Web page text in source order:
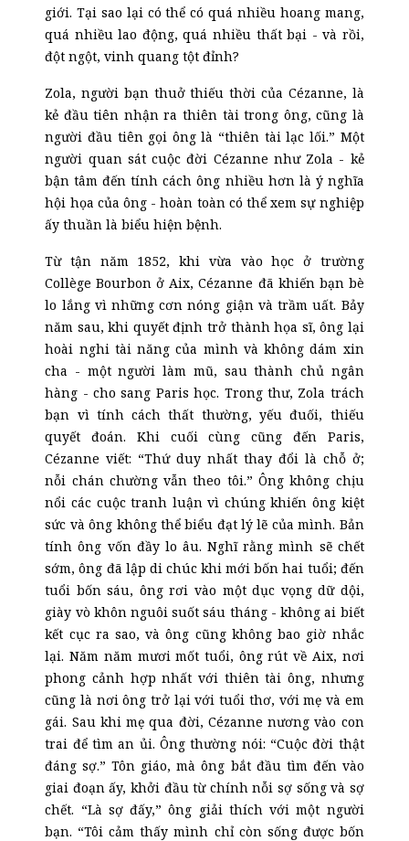
giới. Tại sao lại có thể có quá nhiều hoang mang,
quá nhiều lao động, quá nhiều thất bại - và rồi,
đột ngột, vinh quang tột đỉnh?
Zola, người bạn thuở thiếu thời của Cézanne, là
kẻ đầu tiên nhận ra thiên tài trong ông, cũng là
người đầu tiên gọi ông là “thiên tài lạc lối.” Một
người quan sát cuộc đời Cézanne như Zola - kẻ
bận tâm đến tính cách ông nhiều hơn là ý nghĩa
hội họa của ông - hoàn toàn có thể xem sự nghiệp
ấy thuần là biểu hiện bệnh.
Từ tận năm 1852, khi vừa vào học ở trường
Collège Bourbon ở Aix, Cézanne đã khiến bạn bè
lo lắng vì những cơn nóng giận và trầm uất. Bảy
năm sau, khi quyết định trở thành họa sĩ, ông lại
hoài nghi tài năng của mình và không dám xin
cha - một người làm mũ, sau thành chủ ngân
hàng - cho sang Paris học. Trong thư, Zola trách
bạn vì tính cách thất thường, yếu đuối, thiếu
quyết đoán. Khi cuối cùng cũng đến Paris,
Cézanne viết: “Thứ duy nhất thay đổi là chỗ ở;
nỗi chán chường vẫn theo tôi.” Ông không chịu
nổi các cuộc tranh luận vì chúng khiến ông kiệt
sức và ông không thể biểu đạt lý lẽ của mình. Bản
tính ông vốn đầy lo âu. Nghĩ rằng mình sẽ chết
sớm, ông đã lập di chúc khi mới bốn hai tuổi; đến
tuổi bốn sáu, ông rơi vào một dục vọng dữ dội,
giày vò khôn nguôi suốt sáu tháng - không ai biết
kết cục ra sao, và ông cũng không bao giờ nhắc
lại. Năm năm mươi mốt tuổi, ông rút về Aix, nơi
phong cảnh hợp nhất với thiên tài ông, nhưng
cũng là nơi ông trở lại với tuổi thơ, với mẹ và em
gái. Sau khi mẹ qua đời, Cézanne nương vào con
trai để tìm an ủi. Ông thường nói: “Cuộc đời thật
đáng sợ.” Tôn giáo, mà ông bắt đầu tìm đến vào
giai đoạn ấy, khởi đầu từ chính nỗi sợ sống và sợ
chết. “Là sợ đấy,” ông giải thích với một người
bạn. “Tôi cảm thấy mình chỉ còn sống được bốn